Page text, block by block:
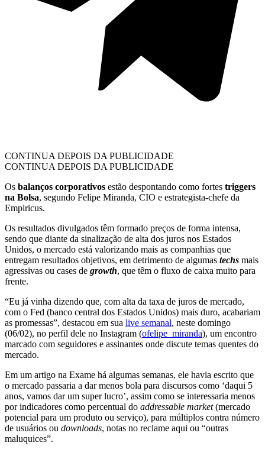
CONTINUA DEPOIS DA PUBLICIDADE
CONTINUA DEPOIS DA PUBLICIDADE
Os balanços corporativos estão despontando como fortes triggers
na Bolsa, segundo Felipe Miranda, CIO e estrategista-chefe da
Empiricus.
Os resultados divulgados têm formado preços de forma intensa,
sendo que diante da sinalização de alta dos juros nos Estados
Unidos, o mercado está valorizando mais as companhias que
entregam resultados objetivos, em detrimento de algumas techs mais
agressivas ou cases de growth, que têm o fluxo de caixa muito para
frente.
“Eu já vinha dizendo que, com alta da taxa de juros de mercado,
com o Fed (banco central dos Estados Unidos) mais duro, acabariam
as promessas”, destacou em sua live semanal, neste domingo
(06/02), no perfil dele no Instagram (ofelipe_miranda), um encontro
marcado com seguidores e assinantes onde discute temas quentes do
mercado.
Em um artigo na Exame há algumas semanas, ele havia escrito que
o mercado passaria a dar menos bola para discursos como ‘daqui 5
anos, vamos dar um super lucro’, assim como se interessaria menos
por indicadores como percentual do addressable market(mercado
potencial para um produto ou serviço), para múltiplos contra número
de usuários ou downloads, notas no reclame aqui ou “outras
maluquices”.